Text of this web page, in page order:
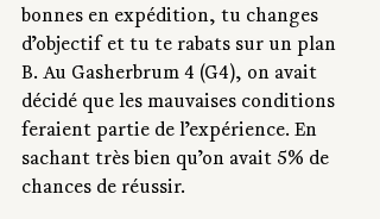
bonnes en expédition, tu changes
d’objectif et tu te rabats sur un plan
B. Au Gasherbrum 4 (G4), on avait
décidé que les mauvaises conditions
feraient partie de l’expérience. En
sachant très bien qu’on avait 5% de
chances de réussir.